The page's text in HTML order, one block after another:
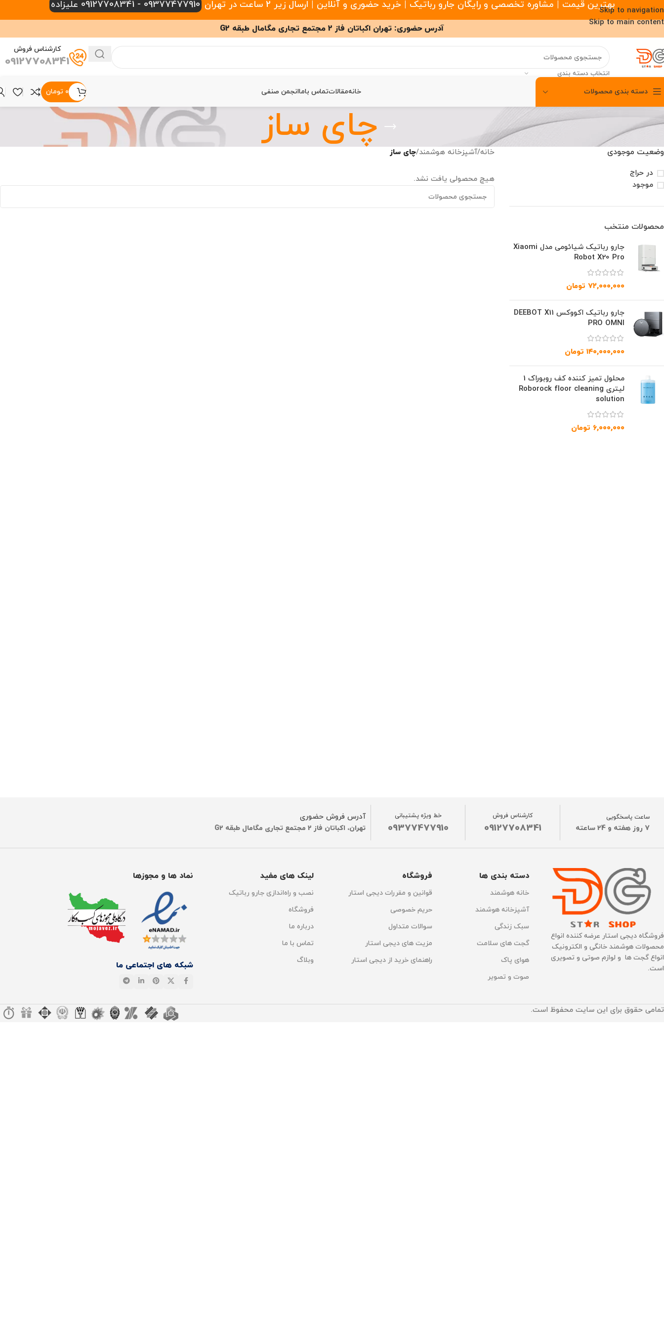
Skip to navigation
Skip to main content
بهترین قیمت | مشاوره تخصصی و رایگان جارو رباتیک | خرید حضوری و آنلاین | ارسال زیر 2 ساعت در تهران 09377477910 - 09127708341 علیزاده
آدرس حضوری: تهران اکباتان فاز 2 مجتمع تجاری مگامال طبقه G2
انتخاب دسته بندی
کارشناس فروش
09127708341
دسته بندی محصولات خانهمقالاتتماس باماانجمن صنفی ۰ تومان
چای ساز
وضعیت موجودی
در حراج
موجود
محصولات منتخب
جارو رباتیک شیائومی مدل Xiaomi
Robot X20 Pro
۷۲,۰۰۰,۰۰۰ تومان
جارو رباتیک اکووکس DEEBOT X11
PRO OMNI
۱۴۰,۰۰۰,۰۰۰ تومان
محلول تمیز کننده کف روبوراک 1
لیتری Roborock floor cleaning
solution
۶,۰۰۰,۰۰۰ تومان
خانه/آشپزخانه هوشمند/چای ساز
هیچ محصولی یافت نشد.
ساعت پاسخگویی
7 روز هفته و 24 ساعته
کارشناس فروش
09127708341
خط ویژه پشتیبانی
09377477910
آدرس فروش حضوری
تهران، اکباتان فاز 2 مجتمع تجاری مگامال طبقه G2
فروشگاه دیجی استار عرضه کننده انواع
محصولات هوشمند خانگی و الکترونیک
انواع گجت ها و لوازم صوتی و تصویری
است.
دسته بندی ها
خانه هوشمند
آشپزخانه هوشمند
سبک زندگی
گجت های سلامت
هوای پاک
صوت و تصویر
فروشگاه
قوانین و مقررات دیجی استار
حریم خصوصی
سوالات متداول
مزیت های دیجی استار
راهنمای خرید از دیجی استار
لینک های مفید
نصب و راه‌اندازی جارو رباتیک
فروشگاه
درباره ما
تماس با ما
وبلاگ
نماد ها و مجوزها
شبکه های اجتماعی ما
تمامی حقوق برای این سایت محفوظ است.